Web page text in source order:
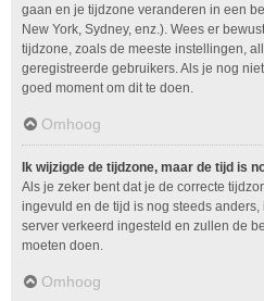
gaan en je tijdzone veranderen in een
New York, Sydney, enz.). Wees er
tijdzone, zoals de meeste instellingen,
geregistreerde gebruikers. Als je nog
goed moment om dit te doen.
Omhoog
Ik wijzigde de tijdzone, maar de tijd is
Als je zeker bent dat je de correcte
ingevuld en de tijd is nog steeds
server verkeerd ingesteld en zullen de
moeten doen.
Omhoog